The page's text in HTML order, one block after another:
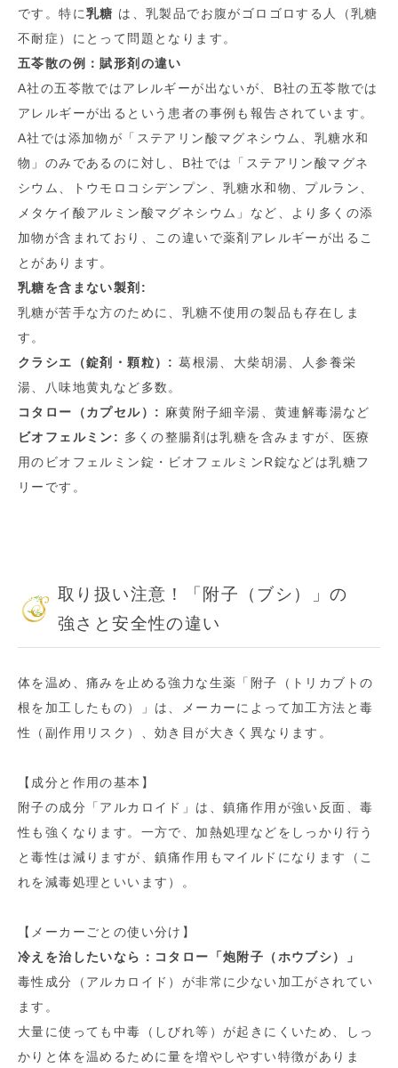
です。特に乳糖 は、乳製品でお腹がゴロゴロする人（乳糖
不耐症）にとって問題となります。
五苓散の例：賦形剤の違い
A社の五苓散ではアレルギーが出ないが、B社の五苓散では
アレルギーが出るという患者の事例も報告されています。
A社では添加物が「ステアリン酸マグネシウム、乳糖水和
物」のみであるのに対し、B社では「ステアリン酸マグネ
シウム、トウモロコシデンプン、乳糖水和物、プルラン、
メタケイ酸アルミン酸マグネシウム」など、より多くの添
加物が含まれており、この違いで薬剤アレルギーが出るこ
とがあります。
乳糖を含まない製剤:
乳糖が苦手な方のために、乳糖不使用の製品も存在しま
す。
クラシエ（錠剤・顆粒）: 葛根湯、大柴胡湯、人参養栄
湯、八味地黄丸など多数。
コタロー（カプセル）: 麻黄附子細辛湯、黄連解毒湯など
ビオフェルミン: 多くの整腸剤は乳糖を含みますが、医療
用のビオフェルミン錠・ビオフェルミンR錠などは乳糖フ
リーです。
取り扱い注意！「附子（ブシ）」の
強さと安全性の違い
体を温め、痛みを止める強力な生薬「附子（トリカブトの
根を加工したもの）」は、メーカーによって加工方法と毒
性（副作用リスク）、効き目が大きく異なります。
【成分と作用の基本】
附子の成分「アルカロイド」は、鎮痛作用が強い反面、毒
性も強くなります。一方で、加熱処理などをしっかり行う
と毒性は減りますが、鎮痛作用もマイルドになります（こ
れを減毒処理といいます）。
【メーカーごとの使い分け】
冷えを治したいなら：コタロー「炮附子（ホウブシ）」
毒性成分（アルカロイド）が非常に少ない加工がされてい
ます。
大量に使っても中毒（しびれ等）が起きにくいため、しっ
かりと体を温めるために量を増やしやすい特徴がありま